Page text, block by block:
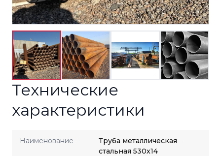
Технические
характеристики
Наименование
Труба металлическая
стальная 530x14